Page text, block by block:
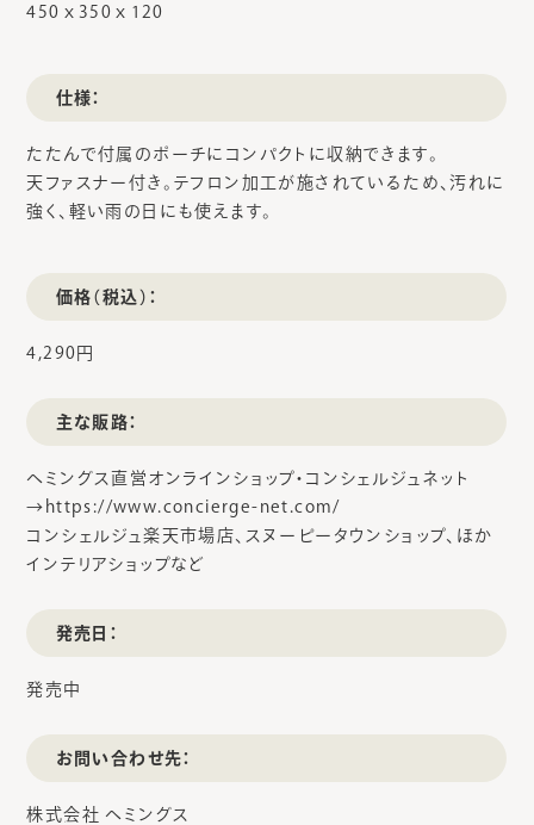
450ｘ350ｘ120
仕様：
たたんで付属のポーチにコンパクトに収納できます。
天ファスナー付き。テフロン加工が施されているため、汚れに
強く、軽い雨の日にも使えます。
価格（税込）：
4,290円
主な販路：
ヘミングス直営オンラインショップ・コンシェルジュネット
→https://www.concierge-net.com/
コンシェルジュ楽天市場店、スヌーピータウンショップ、ほか
インテリアショップなど
発売日：
発売中
お問い合わせ先：
株式会社 ヘミングス